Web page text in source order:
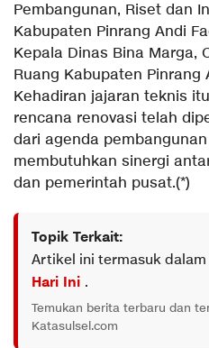
Pembangunan, Riset dan
Kabupaten Pinrang Andi
Kepala Dinas Bina Marga,
Ruang Kabupaten Pinrang
Kehadiran jajaran teknis
rencana renovasi telah
dari agenda
membutuhkan sinergi
dan pemerintah pusat.(*)
Topik Terkait:
Artikel ini termasuk
Hari Ini .
Temukan berita terbaru dan
Katasulsel.com